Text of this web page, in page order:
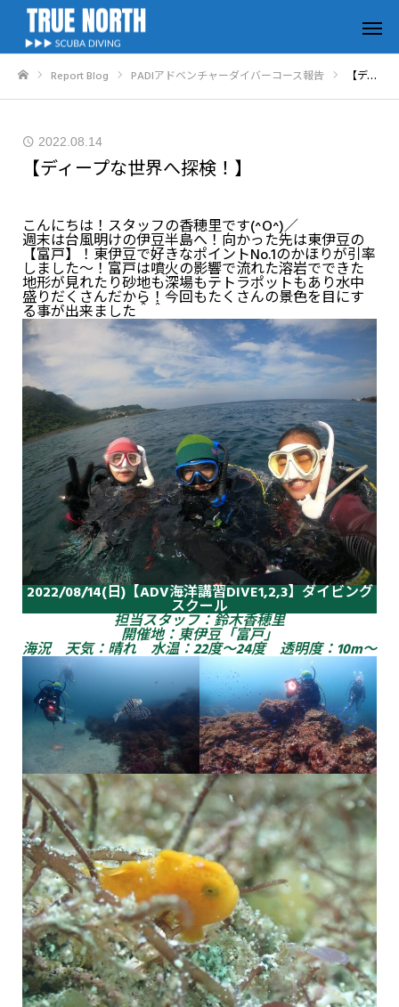
Report Blog PADIアドベンチャーダイバーコース報告 【ディープな世界へ探検！】
2022.08.14
【ディープな世界へ探検！】
こんにちは！スタッフの香穂里です(^O^)／
週末は台風明けの伊豆半島へ！向かった先は東伊豆の
【富戸】！東伊豆で好きなポイントNo.1のかほりが引率
しました～！富戸は噴火の影響で流れた溶岩でできた
地形が見れたり砂地も深場もテトラポットもあり水中
盛りだくさんだから！今回もたくさんの景色を目にす
る事が出来ました＾＾
2022/08/14(日)【ADV海洋講習DIVE1,2,3】ダイビング
スクール
担当スタッフ：鈴木香穂里
開催地：東伊豆「富戸」
海況 天気：晴れ 水温：22度～24度 透明度：10m～